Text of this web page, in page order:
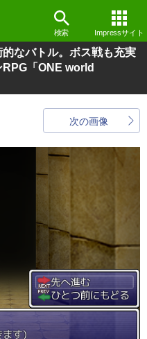
検索 Impressサイト
なバトル。ボス戦も充実
「ONE world
次の画像